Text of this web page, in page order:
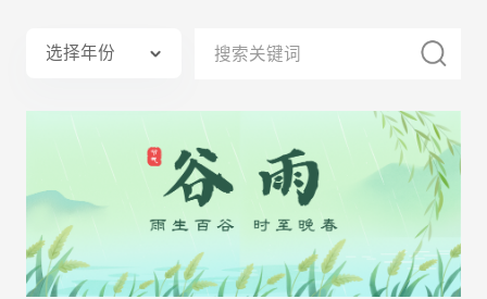
选择年份